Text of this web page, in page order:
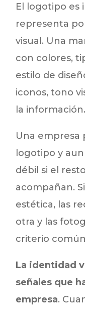
El logotipo es
representa
visual. Una
con colores,
estilo de
iconos, tono
la información.
Una
logotipo y
débil si el
acompañan.
estética, las
otra y las
criterio
La identidad
señales que
empresa.